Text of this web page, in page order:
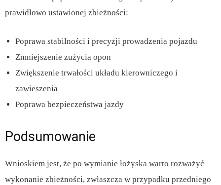
prawidłowo ustawionej zbieżności:
Poprawa stabilności i precyzji prowadzenia pojazdu
Zmniejszenie zużycia opon
Zwiększenie trwałości układu kierowniczego i
zawieszenia
Poprawa bezpieczeństwa jazdy
Podsumowanie
Wnioskiem jest, że po wymianie łożyska warto rozważyć
wykonanie zbieżności, zwłaszcza w przypadku przedniego